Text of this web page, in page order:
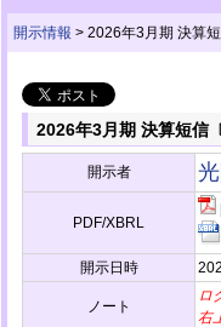
開示情報 > 2026年3月期 決算
2026年3月期 決算短信
開示者
PDF/XBRL
開示日時
ノート
ロ
右